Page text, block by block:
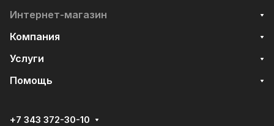
Интернет-магазин
Компания
Услуги
Помощь
+7 343 372-30-10